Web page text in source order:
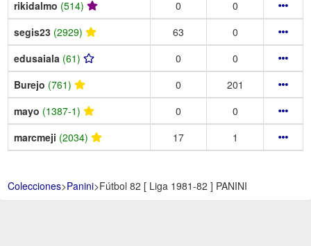
rikidalmo (514) 0
0
segis23 (2929) 63
0
edusaiala (61) 0
0
Burejo (761) 0
201
mayo (1387-1) 0
0
marcmeji (2034) 17 1
Colecciones>Panini>Fútbol 82 [ Liga 1981-82 ] PANINI